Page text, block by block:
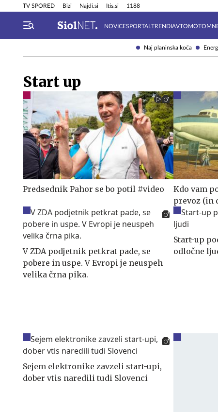
Naj planinska koča
TV SPORED Bizi Najdi.si Itis.si 1188
NOVICESPORTAL TRENDIAVTOMOTO
Info in obvestila Tehnik
Start up
Predsednik Pahor se bo potil #video
Kdo vam
prevoz (in
V ZDA podjetnik petkrat pade, se
pobere in uspe. V Evropi je neuspeh
velika črna pika.
Start-up
odločne
Sejem elektronike zavzeli start-upi,
dober vtis naredili tudi Slovenci